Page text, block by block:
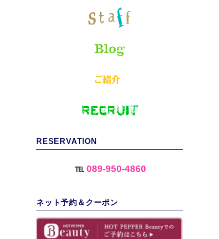
RESERVATION
℡ 089-950-4860
ネット予約＆クーポン